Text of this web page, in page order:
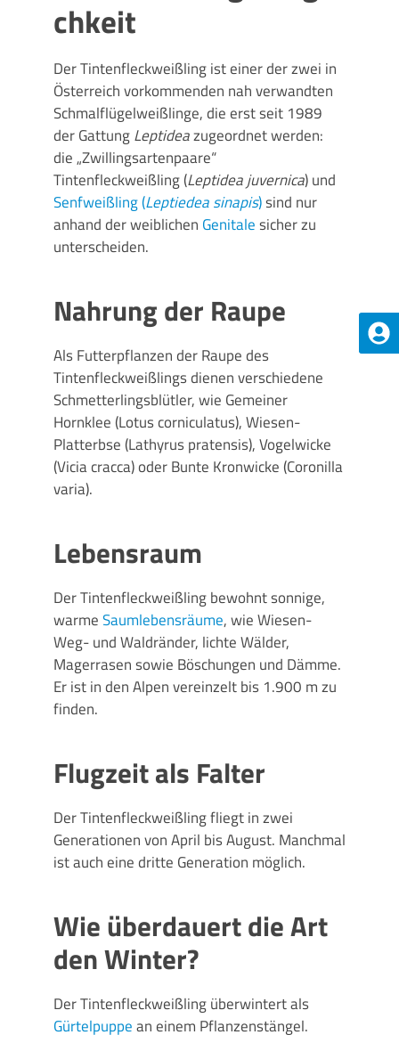
chkeit
Der Tintenfleckweißling ist einer der zwei in
Österreich vorkommenden nah verwandten
Schmalflügelweißlinge, die erst seit 1989
der GattungLeptideazugeordnet werden:
die „Zwillingsartenpaare“
Tintenfleckweißling (Leptideajuvernica) und
Senfweißling (Leptiedea sinapis)sind nur
anhand der weiblichen Genitalesicher zu
unterscheiden.
Nahrung der Raupe
Als Futterpflanzen der Raupe des
Tintenfleckweißlings dienen verschiedene
Schmetterlingsblütler, wie Gemeiner
Hornklee (Lotus corniculatus), Wiesen-
Platterbse (Lathyrus pratensis), Vogelwicke
(Vicia cracca) oder Bunte Kronwicke (Coronilla
varia).
Lebensraum
Der Tintenfleckweißling bewohnt sonnige,
warmeSaumlebensräume, wie Wiesen-
Weg- und Waldränder, lichte Wälder,
Magerrasen sowie Böschungen und Dämme.
Er ist in den Alpen vereinzelt bis 1.900 m zu
finden.
Flugzeit als Falter
Der Tintenfleckweißling fliegt in zwei
Generationen von April bis August. Manchmal
ist auch eine dritte Generation möglich.
Wie überdauert die Art
den Winter?
Der Tintenfleckweißling überwintert als
Gürtelpuppean einem Pflanzenstängel.